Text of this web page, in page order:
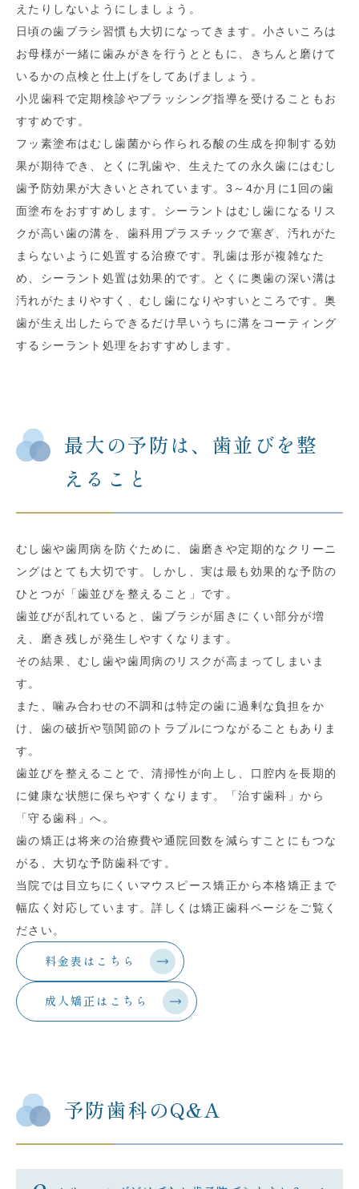
えたりしないようにしましょう。
日頃の歯ブラシ習慣も大切になってきます。小さいころは
お母様が一緒に歯みがきを行うとともに、きちんと磨けて
いるかの点検と仕上げをしてあげましょう。
小児歯科で定期検診やブラッシング指導を受けることもお
すすめです。
フッ素塗布はむし歯菌から作られる酸の生成を抑制する効
果が期待でき、とくに乳歯や、生えたての永久歯にはむし
歯予防効果が大きいとされています。3～4か月に1回の歯
面塗布をおすすめします。シーラントはむし歯になるリス
クが高い歯の溝を、歯科用プラスチックで塞ぎ、汚れがた
まらないように処置する治療です。乳歯は形が複雑なた
め、シーラント処置は効果的です。とくに奥歯の深い溝は
汚れがたまりやすく、むし歯になりやすいところです。奥
歯が生え出したらできるだけ早いうちに溝をコーティング
するシーラント処理をおすすめします。
最大の予防は、歯並びを整
えること
むし歯や歯周病を防ぐために、 歯磨きや定期的なクリーニ
ングはとても大切です。しかし、 実は最も効果的な予防の
ひとつが「歯並びを整えること」です。
歯並びが乱れていると、歯ブラシが届きにくい部分が増
え、 磨き残しが発生しやすくなります。
その結果、 むし歯や歯周病のリスクが高まってしまいま
す。
また、噛み合わせの不調和は特定の歯に過剰な負担をか
け、 歯の破折や顎関節のトラブルにつながることもありま
す。
歯並びを整えることで、清掃性が向上し、 口腔内を長期的
に健康な状態に保ちやすくなります。「治す歯科」から
「守る歯科」へ。
歯の矯正は将来の治療費や通院回数を減らすことにもつな
がる、 大切な予防歯科です。
当院では目立ちにくいマウスピース矯正から本格矯正まで
幅広く対応しています。詳しくは矯正歯科ページをご覧く
ださい。
料金表はこちら
成人矯正はこちら
予防歯科のQ&A